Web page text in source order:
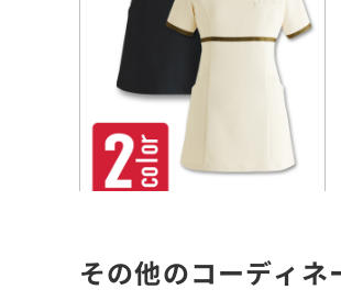
その他のコーディネ